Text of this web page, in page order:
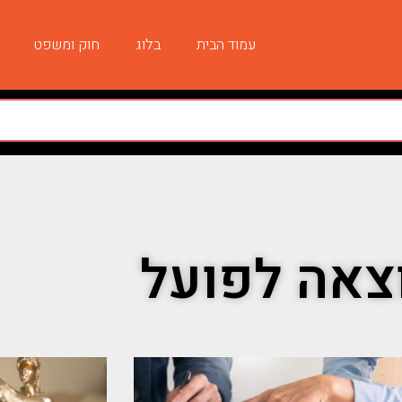
עמוד הבית בלוג חוק ומשפט
לפועל